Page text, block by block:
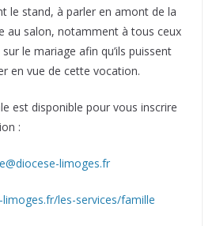
le stand, à parler en amont de la
au salon, notamment à tous ceux
le mariage afin qu’ils puissent
en vue de cette vocation.
est disponible pour vous inscrire
:
limoges.fr
les-services/famille